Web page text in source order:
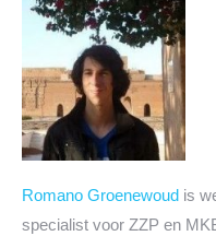
Romano Groenewoud is
specialist voor ZZP en